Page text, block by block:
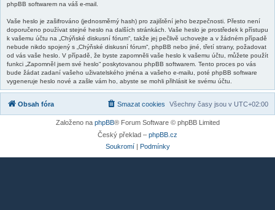
phpBB softwarem na váš e-mail.
Vaše heslo je zašifrováno (jednosměrný hash) pro zajištění jeho bezpečnosti. Přesto není
doporučeno používat stejné heslo na dalších stránkách. Vaše heslo je prostředek k přístupu
k vašemu účtu na „Chýňské diskusní fórum“, takže jej pečlivě uchovejte a v žádném případě
nebude nikdo spojený s „Chýňské diskusní fórum“, phpBB nebo jiné, třetí strany, požadovat
od vás vaše heslo. V případě, že byste zapomněli vaše heslo k vašemu účtu, můžete použít
funkci „Zapomněl jsem své heslo“ poskytovanou phpBB softwarem. Tento proces po vás
bude žádat zadaní vašeho uživatelského jména a vašeho e-mailu, poté phpBB software
vygeneruje heslo nové a zašle vám ho, abyste se mohli přihlásit ke svému účtu.
Obsah fóra Všechny časy jsou v UTC+02:00
Smazat cookies
Založeno na phpBB® Forum Software © phpBB Limited
Český překlad – phpBB.cz
Soukromí| Podmínky